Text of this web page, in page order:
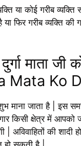
या कोई गरीब
या फिर गरीब व्यक्ति
माता
Mata Ko
माना जाता है | इस
किसी क्षेत्र में
| अविवाहितों की